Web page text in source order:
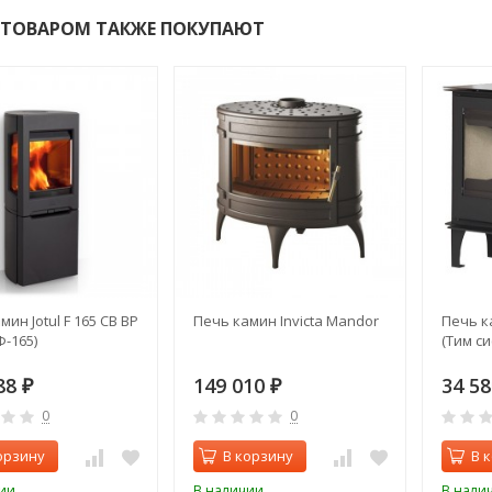
ТАКЖЕ ПОКУПАЮТ
Jotul F 165 CB BP
165)
₽
0
Печь камин Invicta Mandor
149 010 ₽
0
В корзину
Печь
(Тим
34
В